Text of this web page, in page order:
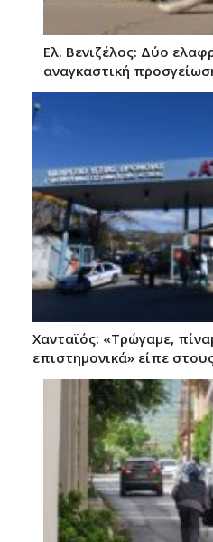
Ελ. Βενιζέλος: Δύο
αναγκαστική
Χανταϊός: «Τρώγαμε,
επιστημονικά» είπε